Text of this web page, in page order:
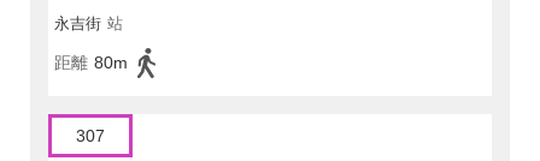
永吉街 站
距離 80m
307